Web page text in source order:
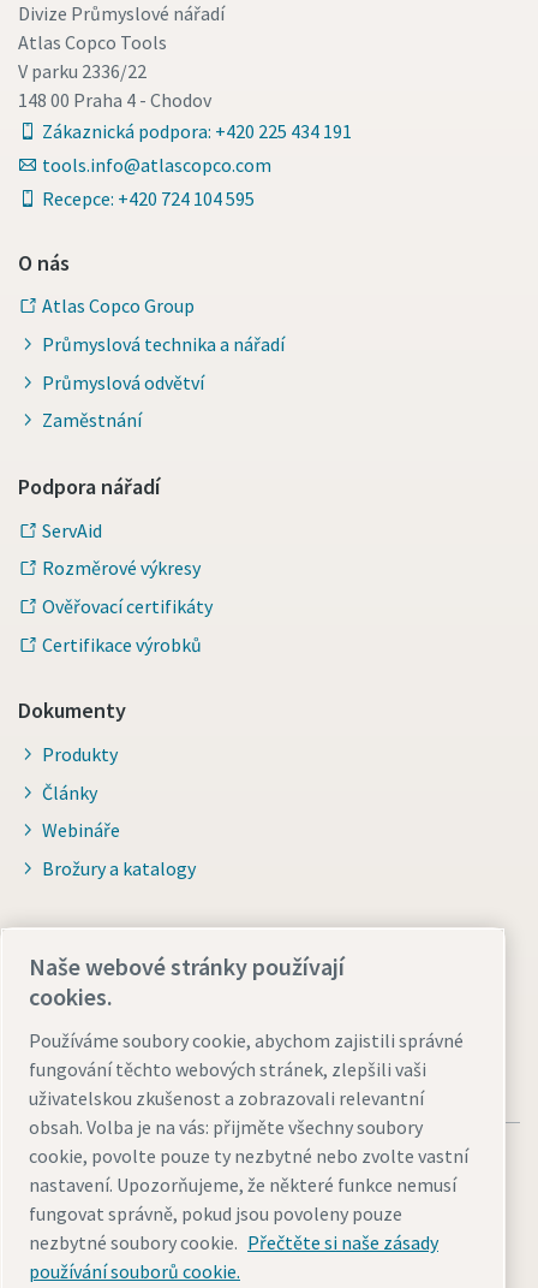
Divize Průmyslové nářadí
Atlas Copco Tools
V parku 2336/22
148 00 Praha 4 - Chodov
Zákaznická podpora: +420 225 434 191
tools.info@atlascopco.com
Recepce: +420 724 104 595
O nás
Atlas Copco Group
Průmyslová technika a nářadí
Průmyslová odvětví
Zaměstnání
Podpora nářadí
ServAid
Rozměrové výkresy
Ověřovací certifikáty
Certifikace výrobků
Dokumenty
Produkty
Články
Webináře
Brožury a katalogy
Pro distributory
Přejít na Smart Portal
Právní upozornění a oznámení o ochraně osobních údajů
Naše webové stránky používají
cookies.
Používáme soubory cookie, abychom zajistili správné
fungování těchto webových stránek, zlepšili vaši
uživatelskou zkušenost a zobrazovali relevantní
obsah. Volba je na vás: přijměte všechny soubory
cookie, povolte pouze ty nezbytné nebo zvolte vastní
nastavení. Upozorňujeme, že některé funkce nemusí
fungovat správně, pokud jsou povoleny pouze
nezbytné soubory cookie. Přečtěte si naše zásady
používání souborů cookie.